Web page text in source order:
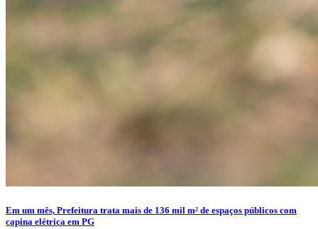
Em um mês, Prefeitura trata mais de 136 mil m² de espaços públicos com
capina elétrica em PG